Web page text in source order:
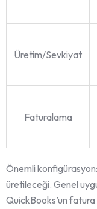
Üretim/Sevkiyat
Faturalama
Önemli
üretileceği. Genel
QuickBooks’un fatura